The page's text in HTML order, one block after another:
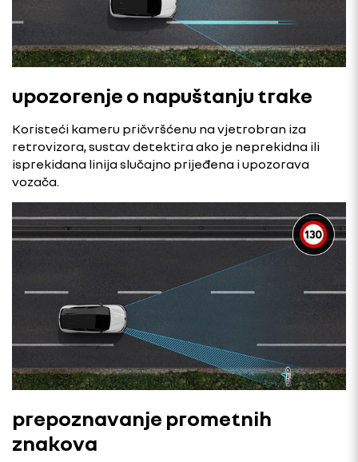
upozorenje o napuštanju trake
Koristeći kameru pričvršćenu na vjetrobran iza
retrovizora, sustav detektira ako je neprekidna ili
isprekidana linija slučajno prijeđena i upozorava
vozača.
prepoznavanje prometnih
znakova